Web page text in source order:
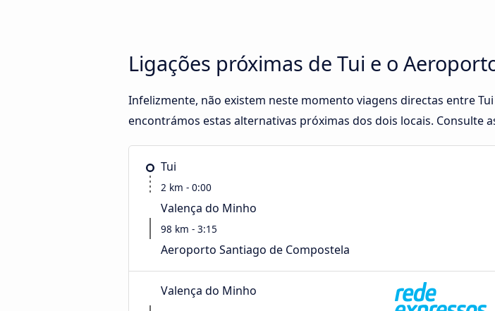
Ligações próximas de Tui e o
Infelizmente, não existem neste momento viagens directas entre
encontrámos estas alternativas próximas dos dois locais. Consulte
Tui
2 km - 0:00
Valença do Minho
98 km - 3:15
Aeroporto Santiago de Compostela
Valença do Minho